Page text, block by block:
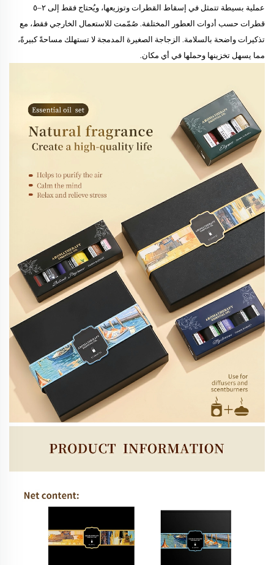
عملية بسيطة تتمثل في إسقاط القطرات وتوزيعها، ويُحتاج فقط إلى ٢–٥
قطرات حسب أدوات العطور المختلفة. صُمّمت للاستعمال الخارجي فقط، مع
تذكيرات واضحة بالسلامة. الزجاجة الصغيرة المدمجة لا تستهلك مساحةً كبيرةً،
مما يسهل تخزينها وحملها في أي مكان.